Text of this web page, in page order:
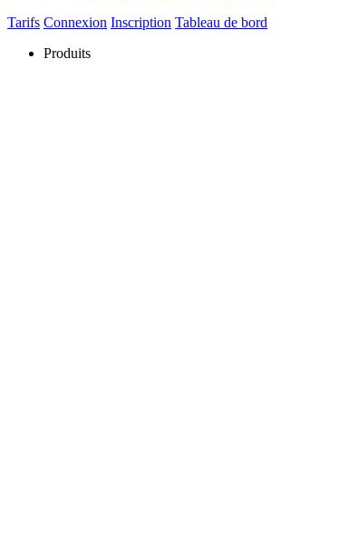
Tarifs Connexion Inscription Tableau de bord
Produits